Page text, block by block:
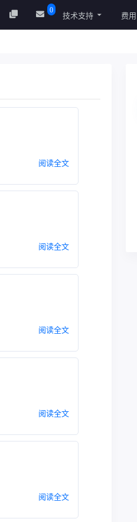
0
技术支持 费用
阅读全文
阅读全文
阅读全文
阅读全文
阅读全文